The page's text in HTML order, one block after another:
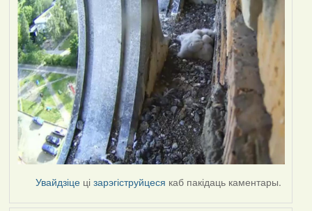
Увайдзіце цізарэгіструйцеся каб пакідаць каментары.